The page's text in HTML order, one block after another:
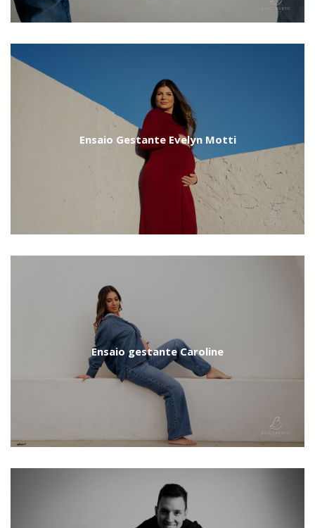
Ensaio Gestante Evelyn Motti
Ensaio gestante Caroline